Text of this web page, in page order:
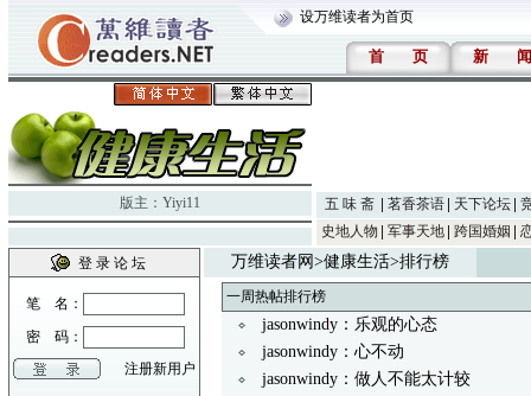
设万维读者为首页
首 页 新 闻
版主： Yiyi11 五 味 斋 茗香茶语 天下论坛
史地人物
军事天地 跨国婚姻
登 录 论 坛
笔 名：
密 码：
注册新用户
万维读者网 >健康生活>排行榜
一周热帖排行榜
jasonwindy：乐观的心态
jasonwindy：心不动
jasonwindy：做人不能太计较